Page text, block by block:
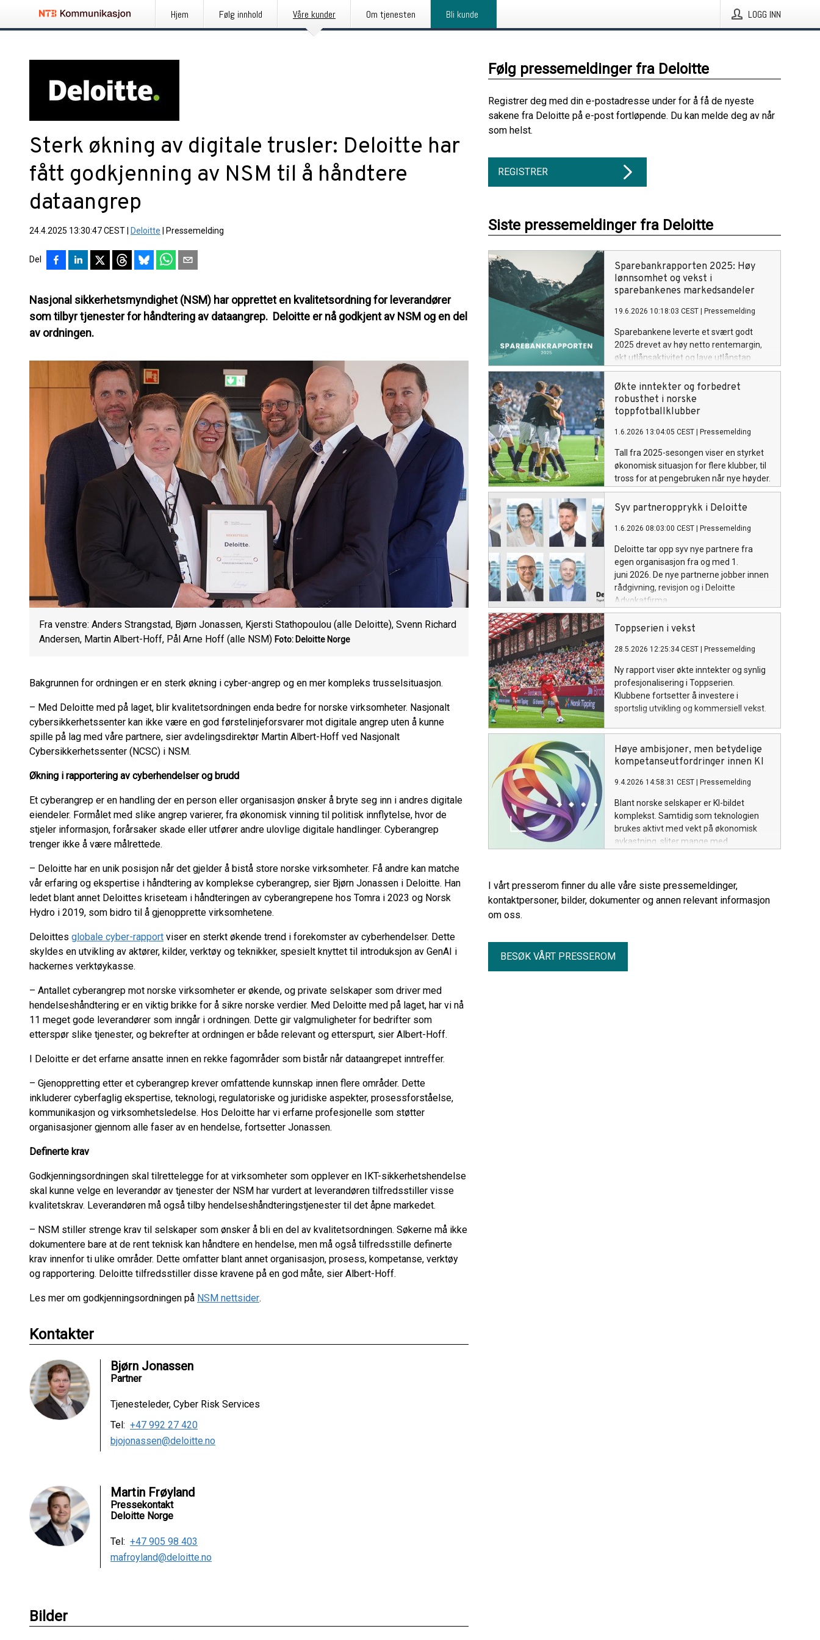
Hjem Følg innhold Våre kunder Om tjenesten Bli kunde LOGG INN
Sterk økning av digitale trusler: Deloitte har
fått godkjenning av NSM til å håndtere
dataangrep
24.4.2025 13:30:47 CEST Deloitte Pressemelding
Del
Nasjonal sikkerhetsmyndighet (NSM) har opprettet en kvalitetsordning for leverandører
som tilbyr tjenester for håndtering av dataangrep. Deloitte er nå godkjent av NSM og en del
av ordningen.
Fra venstre: Anders Strangstad, Bjørn Jonassen, Kjersti Stathopoulou (alle Deloitte), Svenn Richard
Andersen, Martin Albert-Hoff, Pål Arne Hoff (alle NSM) Foto: Deloitte Norge
Bakgrunnen for ordningen er en sterk økning i cyber-angrep og en mer kompleks trusselsituasjon.
– Med Deloitte med på laget, blir kvalitetsordningen enda bedre for norske virksomheter. Nasjonalt
cybersikkerhetssenter kan ikke være en god førstelinjeforsvarer mot digitale angrep uten å kunne
spille på lag med våre partnere, sier avdelingsdirektør Martin Albert-Hoff ved Nasjonalt
Cybersikkerhetssenter (NCSC) i NSM.
Økning i rapportering av cyberhendelser og brudd
Et cyberangrep er en handling der en person eller organisasjon ønsker å bryte seg inn i andres digitale
eiendeler. Formålet med slike angrep varierer, fra økonomisk vinning til politisk innflytelse, hvor de
stjeler informasjon, forårsaker skade eller utfører andre ulovlige digitale handlinger. Cyberangrep
trenger ikke å være målrettede.
– Deloitte har en unik posisjon når det gjelder å bistå store norske virksomheter. Få andre kan matche
vår erfaring og ekspertise i håndtering av komplekse cyberangrep, sier Bjørn Jonassen i Deloitte. Han
ledet blant annet Deloittes kriseteam i håndteringen av cyberangrepene hos Tomra i 2023 og Norsk
Hydro i 2019, som bidro til å gjenopprette virksomhetene.
Deloittes globale cyber-rapport viser en sterkt økende trend i forekomster av cyberhendelser. Dette
skyldes en utvikling av aktører, kilder, verktøy og teknikker, spesielt knyttet til introduksjon av GenAI i
hackernes verktøykasse.
– Antallet cyberangrep mot norske virksomheter er økende, og private selskaper som driver med
hendelseshåndtering er en viktig brikke for å sikre norske verdier. Med Deloitte med på laget, har vi nå
11 meget gode leverandører som inngår i ordningen. Dette gir valgmuligheter for bedrifter som
etterspør slike tjenester, og bekrefter at ordningen er både relevant og etterspurt, sier Albert-Hoff.
I Deloitte er det erfarne ansatte innen en rekke fagområder som bistår når dataangrepet inntreffer.
– Gjenoppretting etter et cyberangrep krever omfattende kunnskap innen flere områder. Dette
inkluderer cyberfaglig ekspertise, teknologi, regulatoriske og juridiske aspekter, prosessforståelse,
kommunikasjon og virksomhetsledelse. Hos Deloitte har vi erfarne profesjonelle som støtter
organisasjoner gjennom alle faser av en hendelse, fortsetter Jonassen.
Definerte krav
Godkjenningsordningen skal tilrettelegge for at virksomheter som opplever en IKT-sikkerhetshendelse
skal kunne velge en leverandør av tjenester der NSM har vurdert at leverandøren tilfredsstiller visse
kvalitetskrav. Leverandøren må også tilby hendelseshåndteringstjenester til det åpne markedet.
– NSM stiller strenge krav til selskaper som ønsker å bli en del av kvalitetsordningen. Søkerne må ikke
dokumentere bare at de rent teknisk kan håndtere en hendelse, men må også tilfredsstille definerte
krav innenfor ti ulike områder. Dette omfatter blant annet organisasjon, prosess, kompetanse, verktøy
og rapportering. Deloitte tilfredsstiller disse kravene på en god måte, sier Albert-Hoff.
Les mer om godkjenningsordningen på NSM nettsider.
Kontakter
Bjørn Jonassen
Partner
Tjenesteleder, Cyber Risk Services
Tel: +47 992 27 420
bjojonassen@deloitte.no
Martin Frøyland
Pressekontakt
Deloitte Norge
Tel: +47 905 98 403
mafroyland@deloitte.no
Bilder
Følg pressemeldinger fra Deloitte
Registrer deg med din e-postadresse under for å få de nyeste
sakene fra Deloitte på e-post fortløpende. Du kan melde deg av når
som helst.
REGISTRER
Siste pressemeldinger fra Deloitte
Sparebankrapporten 2025: Høy
lønnsomhet og vekst i
sparebankenes markedsandeler
19.6.2026 10:18:03 CEST Pressemelding
Sparebankene leverte et svært godt
2025 drevet av høy netto rentemargin,
økt utlånsaktivitet og lave utlånstap.
Egenkapitalavkastningen for
sparebankene endte på 12,4 prosent,
godt over det historiske snittet.
Økte inntekter og forbedret
robusthet i norske
toppfotballklubber
1.6.2026 13:04:05 CEST Pressemelding
Tall fra 2025-sesongen viser en styrket
økonomisk situasjon for flere klubber, til
tross for at pengebruken når nye høyder.
Syv partneropprykk i Deloitte
1.6.2026 08:03:00 CEST Pressemelding
Deloitte tar opp syv nye partnere fra
egen organisasjon fra og med 1.
juni 2026. De nye partnerne jobber innen
rådgivning, revisjon og i Deloitte
Advokatfirma.
Toppserien i vekst
28.5.2026 12:25:34 CEST Pressemelding
Ny rapport viser økte inntekter og synlig
profesjonalisering i Toppserien.
Klubbene fortsetter å investere i
sportslig utvikling og kommersiell vekst.
Høye ambisjoner, men betydelige
kompetanseutfordringer innen KI
9.4.2026 14:58:31 CEST Pressemelding
Blant norske selskaper er KI-bildet
komplekst. Samtidig som teknologien
brukes aktivt med vekt på økonomisk
avkastning, sliter mange med
I vårt presserom finner du alle våre siste pressemeldinger,
kontaktpersoner, bilder, dokumenter og annen relevant informasjon
om oss.
BESØK VÅRT PRESSEROM